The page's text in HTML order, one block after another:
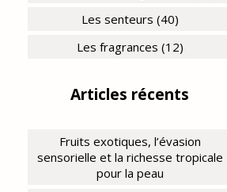
Les senteurs (40)
Les fragrances (12)
Articles récents
Fruits exotiques, l’évasion
sensorielle et la richesse tropicale
pour la peau